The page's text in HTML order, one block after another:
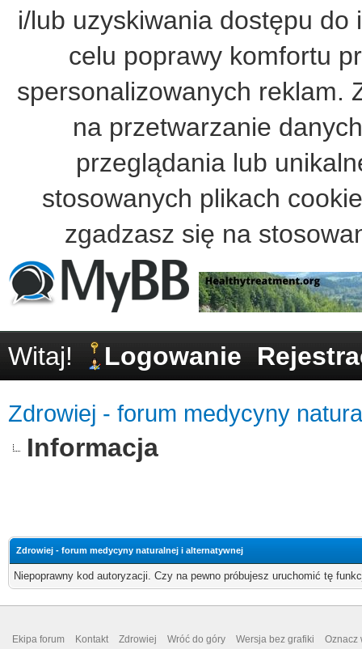
i/lub uzyskiwania dostępu
celu poprawy komfortu
spersonalizowanych reklam.
na przetwarzanie
przeglądania lub
stosowanych plikach
zgadzasz się na
Witaj! Logowanie
Zdrowiej - forum medycyny
Informacja
Zdrowiej - forum medycyny naturalnej i alternatywnej
Niepoprawny kod autoryzacji. Czy na pewno próbujesz uruchomić tę
Ekipa forum Kontakt Zdrowiej Wróć do góry Wersja bez grafiki Oznacz